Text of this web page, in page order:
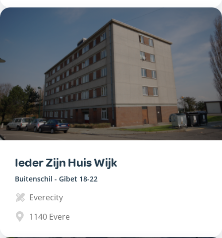
Ieder Zijn Huis Wijk
Buitenschil - Gibet 18-22
Everecity
1140 Evere